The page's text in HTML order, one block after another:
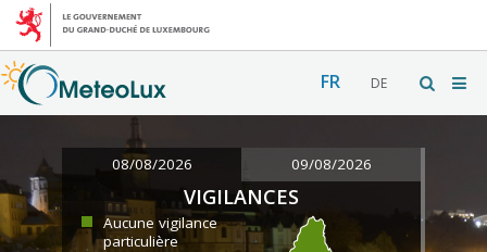
FR DE
08/08/2026 09/08/2026
VIGILANCES
Aucune vigilance
particulière